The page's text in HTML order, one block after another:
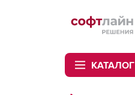
Softline
КАТАЛОГ